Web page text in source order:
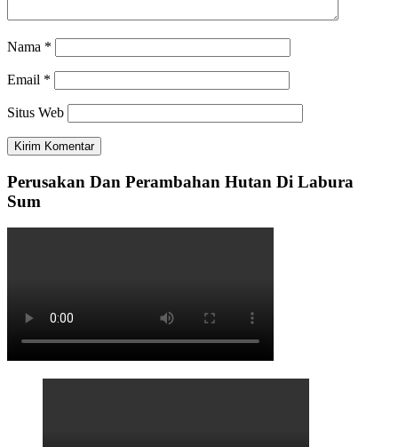
Nama *
Email *
Situs Web
Perusakan Dan Perambahan Hutan Di Labura
Sum